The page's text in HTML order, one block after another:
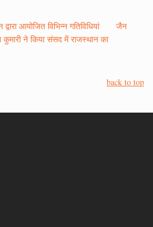
आयोजित विभिन्न गतिविधियां
जैन
कुमारी ने किया संसद में राजस्थान का
back to top